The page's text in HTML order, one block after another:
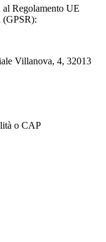
Regolamento UE
(GPSR):
Villanova, 4, 32013
o CAP